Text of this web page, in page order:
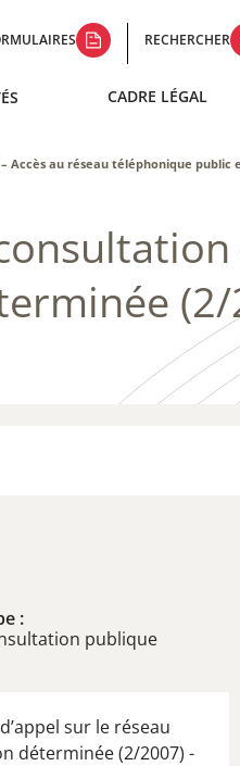
RECHERCHER
CADRE LÉGAL
​Accès au réseau téléphonique public
:
publique
sur le réseau
déterminée (2/2007) -